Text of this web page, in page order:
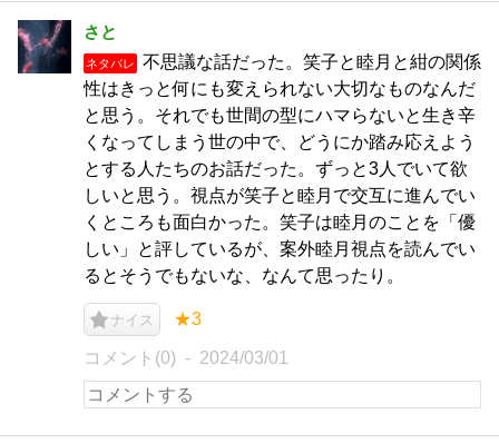
さと
ネタバレ
不思議な話だった。笑子と睦月と紺の関係
性はきっと何にも変えられない大切なものなんだ
と思う。それでも世間の型にハマらないと生き辛
くなってしまう世の中で、どうにか踏み応えよう
とする人たちのお話だった。ずっと3人でいて欲
しいと思う。視点が笑子と睦月で交互に進んでい
くところも面白かった。笑子は睦月のことを「優
しい」と評しているが、案外睦月視点を読んでい
るとそうでもないな、なんて思ったり。
ナイス ★3
コメント(0) 2024/03/01